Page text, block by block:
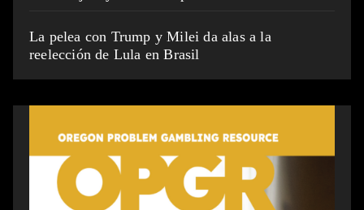
La pelea con Trump y Milei da alas a la
reelección de Lula en Brasil